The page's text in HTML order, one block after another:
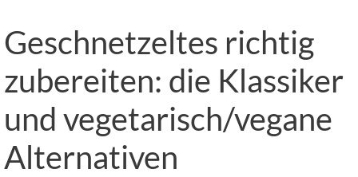
Geschnetzeltes richtig
zubereiten: die Klassiker
und vegetarisch/vegane
Alternativen